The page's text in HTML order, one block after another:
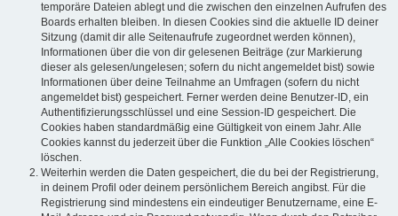
temporäre Dateien ablegt und die zwischen den einzelnen Aufrufen des
Boards erhalten bleiben. In diesen Cookies sind die aktuelle ID deiner
Sitzung (damit dir alle Seitenaufrufe zugeordnet werden können),
Informationen über die von dir gelesenen Beiträge (zur Markierung
dieser als gelesen/ungelesen; sofern du nicht angemeldet bist) sowie
Informationen über deine Teilnahme an Umfragen (sofern du nicht
angemeldet bist) gespeichert. Ferner werden deine Benutzer-ID, ein
Authentifizierungsschlüssel und eine Session-ID gespeichert. Die
Cookies haben standardmäßig eine Gültigkeit von einem Jahr. Alle
Cookies kannst du jederzeit über die Funktion „Alle Cookies löschen“
löschen.
Weiterhin werden die Daten gespeichert, die du bei der Registrierung,
in deinem Profil oder deinem persönlichem Bereich angibst. Für die
Registrierung sind mindestens ein eindeutiger Benutzername, eine E-